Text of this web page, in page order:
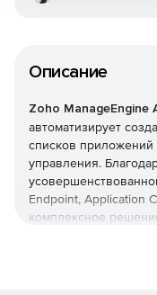
Описание
Zoho ManageEngine
автоматизирует
списков приложений
управления.
Endpoint, Application
комплексное